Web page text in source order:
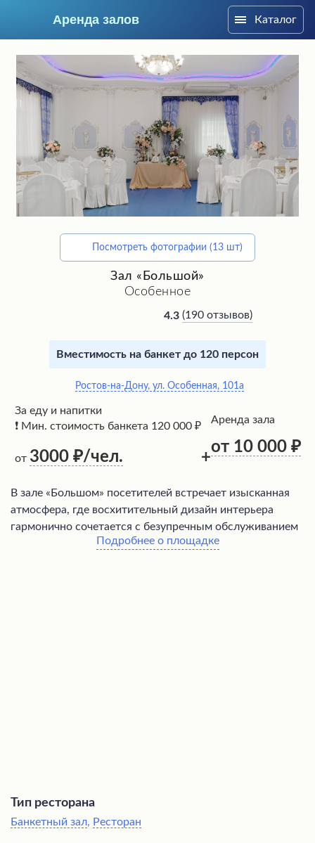
Аренда залов
Подберите мне зал
Каталог
Посмотреть фотографии (13 шт)
Зал «Большой»
Особенное
4.3 (190 отзывов)
Вместимость на банкет до 120 персон
Ростов-на-Дону, ул. Особенная, 101а
За еду и напитки
❗ Мин. стоимость банкета 120 000 ₽
от 3000 /чел. +
Аренда зала
от 10 000
В зале «Большом» посетителей встречает изысканная
атмосфера, где восхитительный дизайн интерьера
гармонично сочетается с безупречным обслуживанием
профессионального и вежливого персонала. Кухня
Подробнее о площадке
Тип ресторана
Банкетный зал, Ресторан